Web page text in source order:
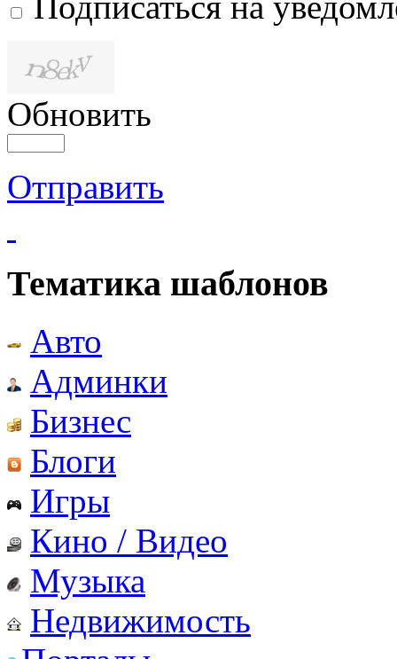
Обновить
Отправить
Тематика шаблонов
Авто
Админки
Бизнес
Блоги
Игры
Кино / Видео
Музыка
Недвижимость